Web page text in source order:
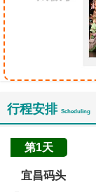
行程安排 Scheduling
第1天
宜昌码头